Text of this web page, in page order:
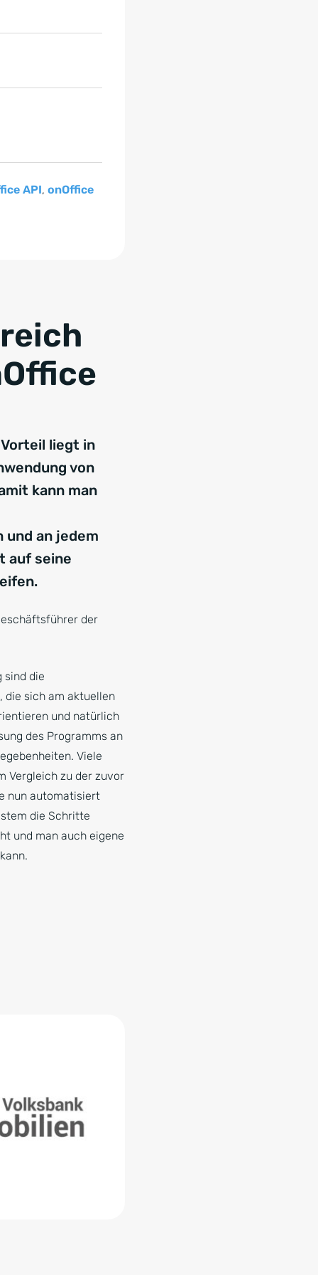
API, onOffice
liegt in
von
kann man
und an jedem
auf seine
der
sind die
die sich am aktuellen
und natürlich
des Programms an
Viele
Vergleich zu der zuvor
nun automatisiert
die Schritte
und man auch eigene